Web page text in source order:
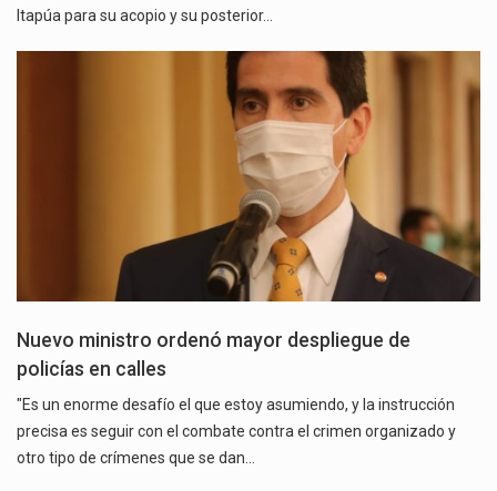
Itapúa para su acopio y su posterior…
Nuevo ministro ordenó mayor despliegue de
policías en calles
"Es un enorme desafío el que estoy asumiendo, y la instrucción
precisa es seguir con el combate contra el crimen organizado y
otro tipo de crímenes que se dan…